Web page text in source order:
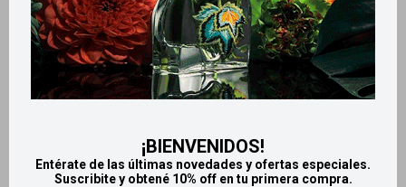
¡BIENVENIDOS!
Entérate de las últimas novedades y ofertas especiales.
Suscribite y obtené 10% off en tu primera compra.